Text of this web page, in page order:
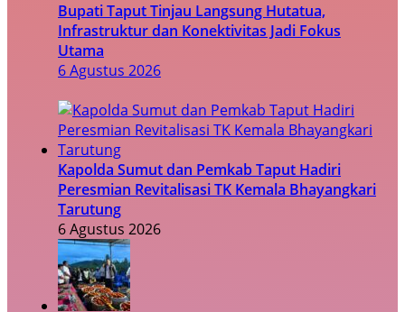
Bupati Taput Tinjau Langsung Hutatua,
Infrastruktur dan Konektivitas Jadi Fokus
Utama
6 Agustus 2026
Kapolda Sumut dan Pemkab Taput Hadiri
Peresmian Revitalisasi TK Kemala Bhayangkari
Tarutung
6 Agustus 2026